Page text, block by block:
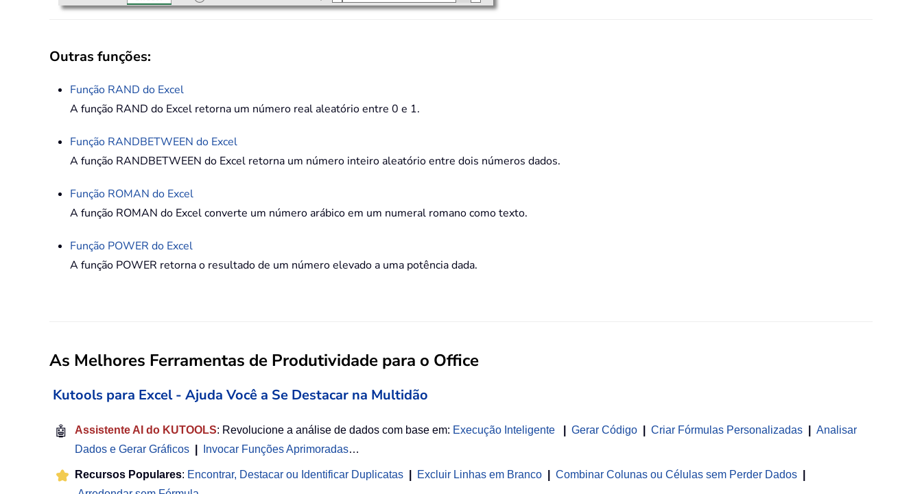
Outras funções:
Função RAND do Excel
A função RAND do Excel retorna um número real aleatório entre 0 e 1.
Função RANDBETWEEN do Excel
A função RANDBETWEEN do Excel retorna um número inteiro aleatório entre dois números dados.
Função ROMAN do Excel
A função ROMAN do Excel converte um número arábico em um numeral romano como texto.
Função POWER do Excel
A função POWER retorna o resultado de um número elevado a uma potência dada.
As Melhores Ferramentas de Produtividade para o Office
Kutools para Excel - Ajuda Você a Se Destacar na Multidão
🤖 Assistente AI do KUTOOLS: Revolucione a análise de dados com base em: Execução Inteligente Gerar Código Criar Fórmulas Personalizadas
Analisar
Dados e Gerar Gráficos
Invocar Funções Aprimoradas…
Recursos Populares: Encontrar, Destacar ou Identificar Duplicatas Excluir Linhas em Branco Combinar Colunas ou Células sem Perder Dados